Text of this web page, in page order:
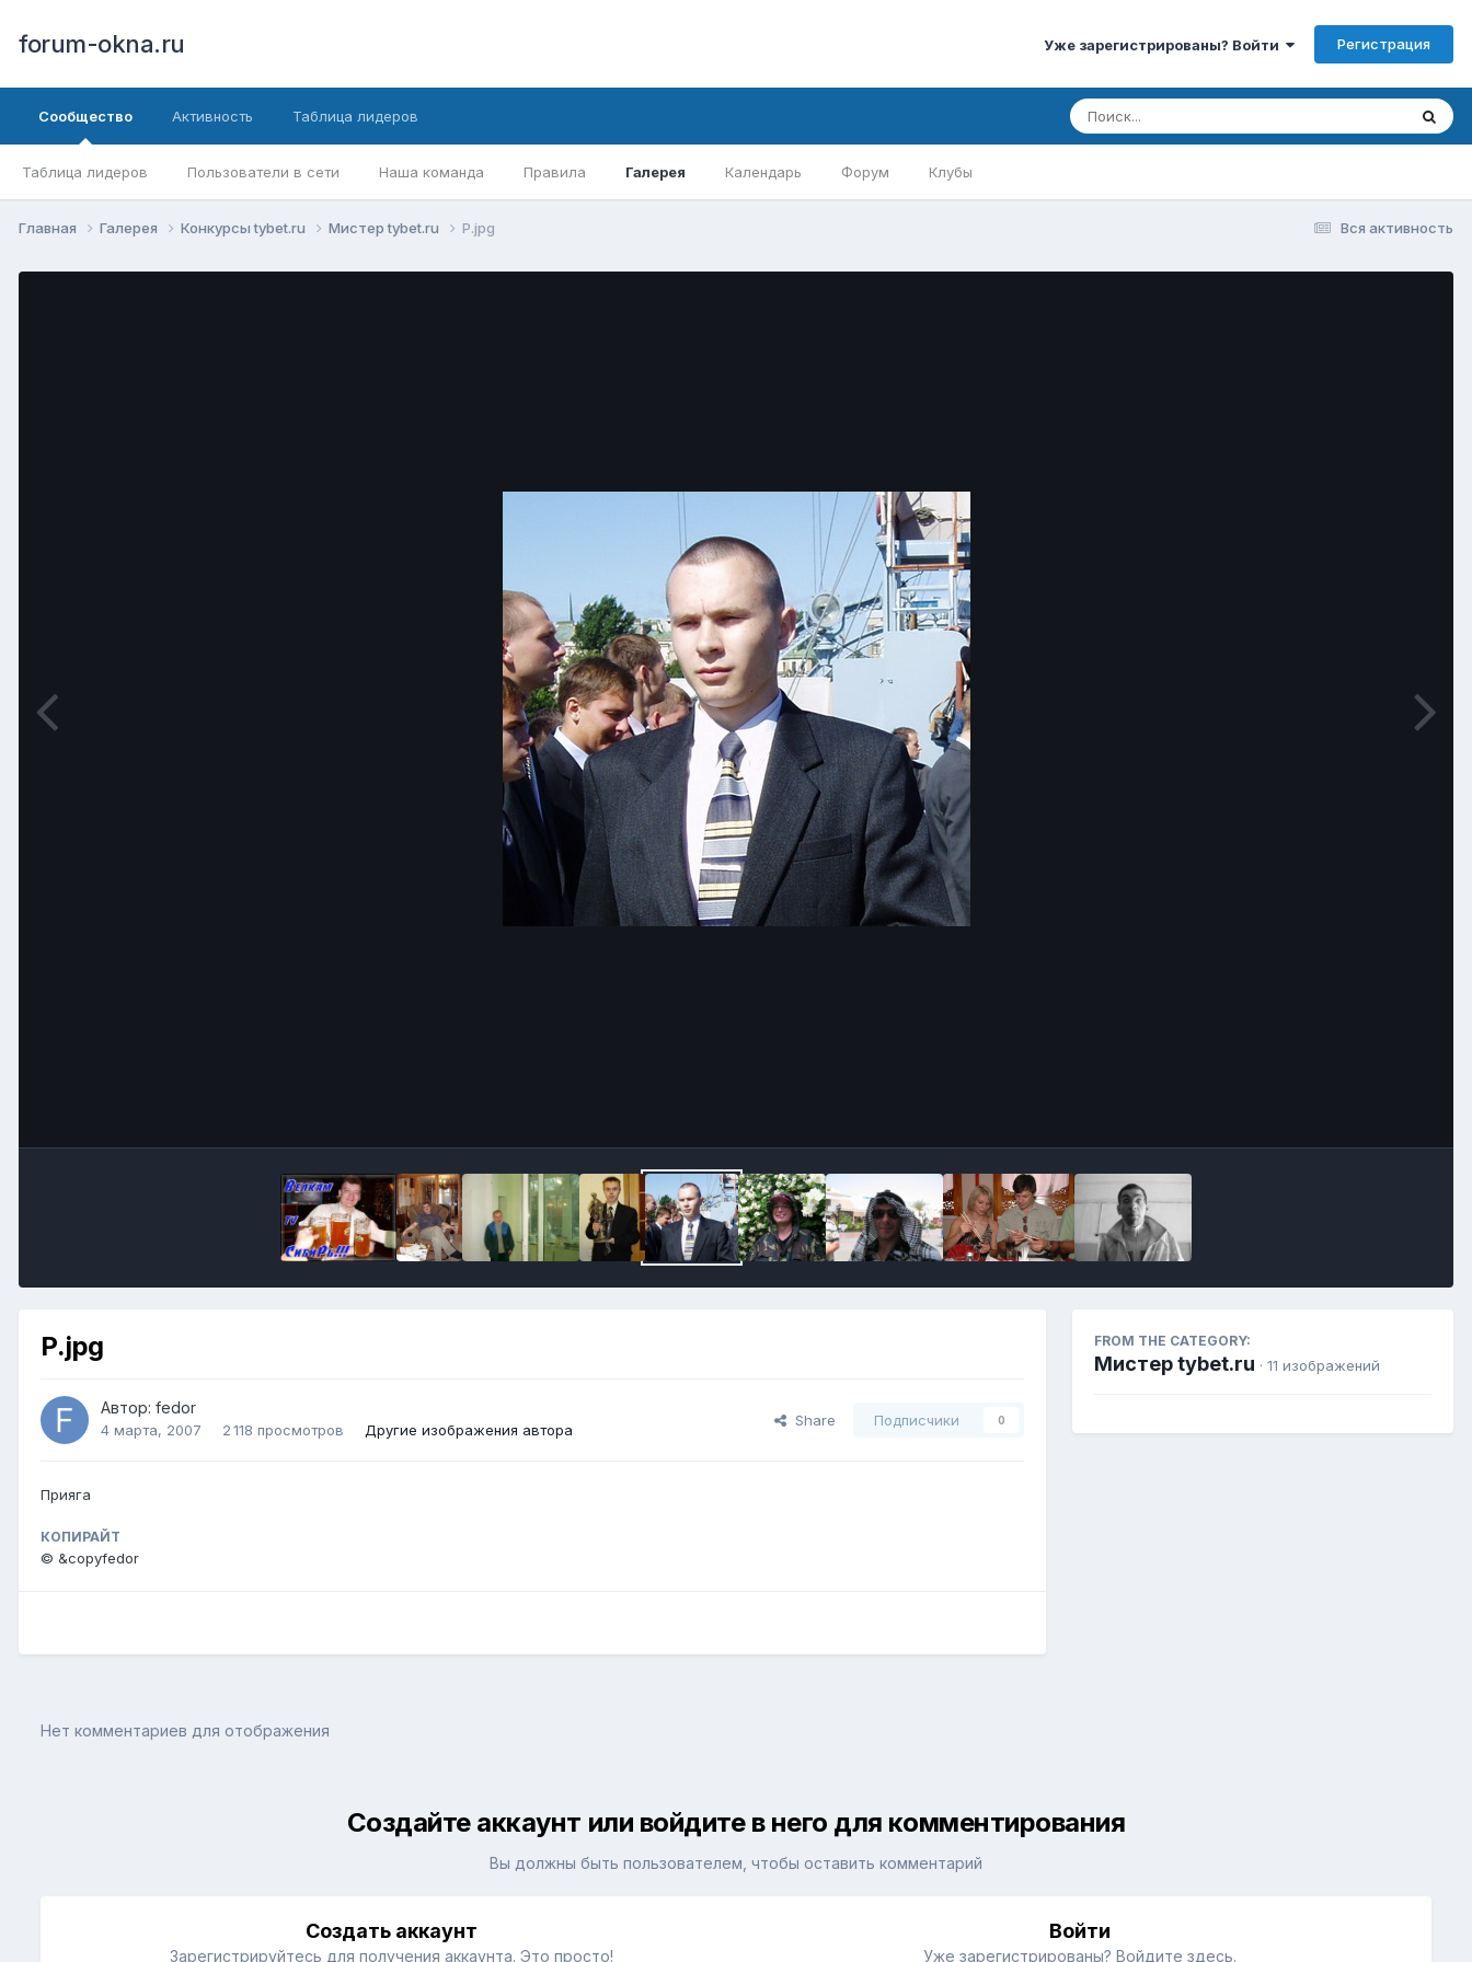
forum-okna.ru Уже зарегистрированы? Войти Регистрация
Сообщество
Таблица лидеров Пользователи в сети Наша команда Правила Галерея Календарь Форум Клубы
Активность Таблица лидеров
Вся активность
Главная Галерея Конкурсы tybet.ru Мистер tybet.ru P.jpg
P.jpg
Автор: fedor
4 марта, 2007 2 118 просмотров Другие изображения автора
Share Подписчики 0
Прияга
КОПИРАЙТ
© &copyfedor
FROM THE CATEGORY:
Мистер tybet.ru · 11 изображений
Нет комментариев для отображения
Создайте аккаунт или войдите в него для комментирования
Вы должны быть пользователем, чтобы оставить комментарий
Создать аккаунт
Зарегистрируйтесь для получения аккаунта. Это просто!
Войти
Уже зарегистрированы? Войдите здесь.